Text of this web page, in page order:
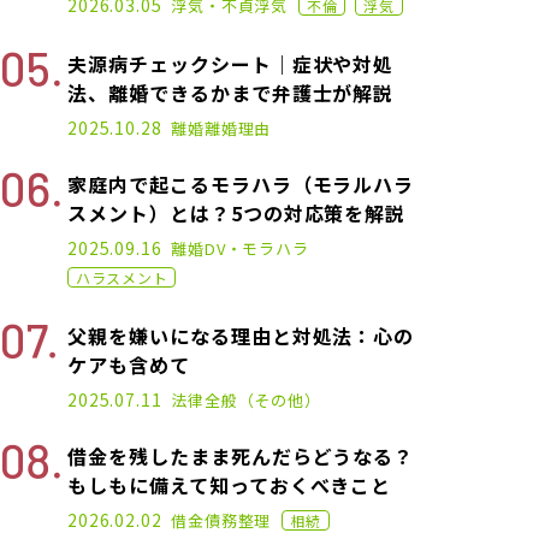
2026.03.05 浮気・不貞浮気 不倫 浮気
夫源病チェックシート｜症状や対処
法、離婚できるかまで弁護士が解説
2025.01.17
2025.10.28 離婚離婚理由
家庭内で起こるモラハラ（モラルハラ
スメント）とは？5つの対応策を解説
2020.11.02
2025.09.16 離婚DV・モラハラ
ハラスメント
父親を嫌いになる理由と対処法：心の
ケアも含めて
2025.02.19
2025.07.11 法律全般（その他）
借金を残したまま死んだらどうなる？
もしもに備えて知っておくべきこと
2021.02.26
2026.02.02 借金債務整理 相続